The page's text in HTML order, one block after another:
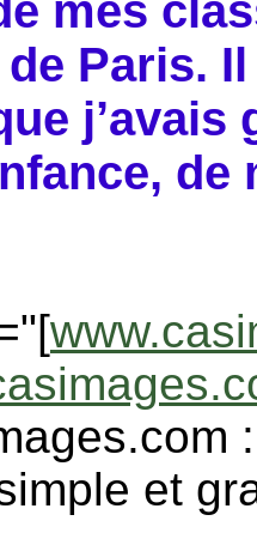
mes
Paris.
j’avais
de
et